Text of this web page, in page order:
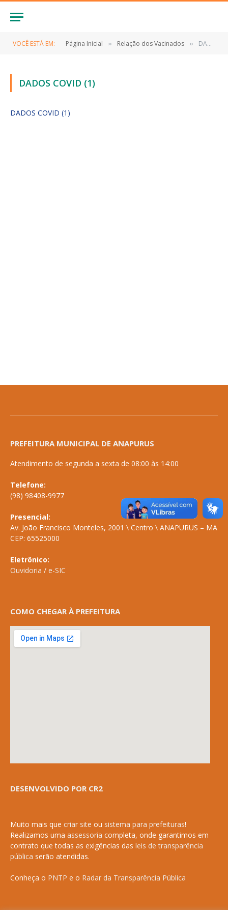
VOCÊ ESTÁ EM: Página Inicial » Relação dos Vacinados » DADOS COVID (1)
DADOS COVID (1)
DADOS COVID (1)
PREFEITURA MUNICIPAL DE ANAPURUS
Atendimento de segunda a sexta de 08:00 às 14:00
Telefone:
(98) 98408-9977
Presencial:
Av. João Francisco Monteles, 2001 \ Centro \ ANAPURUS – MA
CEP: 65525000
Eletrônico:
Ouvidoria / e-SIC
COMO CHEGAR À PREFEITURA
DESENVOLVIDO POR CR2
Muito mais que criar site ou sistema para prefeituras!
Realizamos uma assessoria completa, onde garantimos em
contrato que todas as exigências das leis de transparência
pública serão atendidas.
Conheça o PNTP e o Radar da Transparência Pública